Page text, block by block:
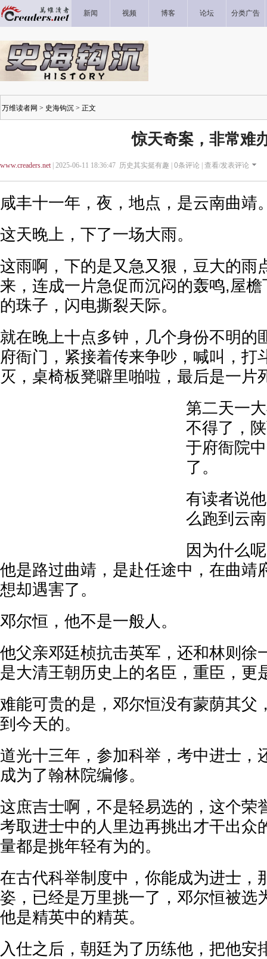
新闻 视频 博客 论坛 分类广告
万维读者网 > 史海钩沉 > 正文
惊天奇案，非常难
www.creaders.net| 2025-06-11 18:36:47 历史其实挺有趣 | 0条评论 | 查看/发表评论
咸丰十一年，夜，地点，是云南曲靖
这天晚上，下了一场大雨。
这雨啊，下的是又急又狠，豆大的雨
来，连成一片急促而沉闷的轰鸣,屋
的珠子，闪电撕裂天际。
就在晚上十点多钟，几个身份不明的
府衙门，紧接着传来争吵，喊叫，打
灭，桌椅板凳噼里啪啦，最后是一片
第二天一
不得了，
于府衙院
了。
有读者说
么跑到云
因为什么
他是路过曲靖，是赴任途中，在曲靖
想却遇害了。
邓尔恒，他不是一般人。
他父亲邓廷桢抗击英军，还和林则徐
是大清王朝历史上的名臣，重臣，更
难能可贵的是，邓尔恒没有蒙荫其父
到今天的。
道光十三年，参加科举，考中进士，
成为了翰林院编修。
这庶吉士啊，不是轻易选的，这个荣
考取进士中的人里边再挑出才干出众
量都是挑年轻有为的。
在古代科举制度中，你能成为进士，
姿，已经是万里挑一了，邓尔恒被选
他是精英中的精英。
入仕之后，朝廷为了历练他，把他安